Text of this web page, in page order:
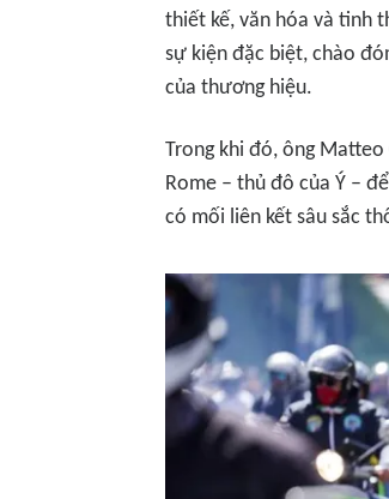
thiết kế, văn hóa và tinh
sự kiện đặc biệt, chào
của thương hiệu.
Trong khi đó, ông
Rome – thủ đô của Ý –
có mối liên kết sâu sắc